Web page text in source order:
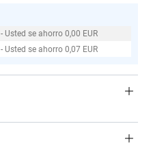
- Usted se ahorro 0,00 EUR
- Usted se ahorro 0,07 EUR